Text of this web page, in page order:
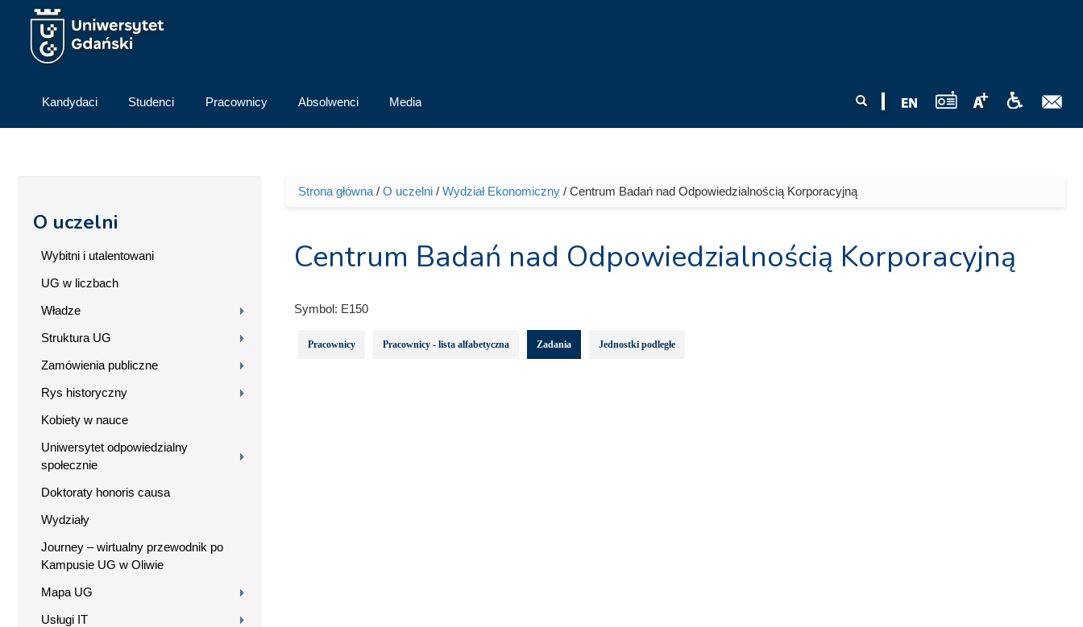
Przejdź do treści
Szukaj
Kandydaci Studenci Pracownicy Absolwenci Media
O uczelni
Wybitni i utalentowani
UG w liczbach
Władze
Struktura UG
Zamówienia publiczne
Rys historyczny
Kobiety w nauce
Uniwersytet odpowiedzialny
społecznie
Doktoraty honoris causa
Wydziały
Journey – wirtualny przewodnik po
Kampusie UG w Oliwie
Mapa UG
Usługi IT
Jesteś tutaj
Strona główna/ O uczelni/ Wydział Ekonomiczny/ Centrum Badań nad Odpowiedzialnością Korporacyjną
Centrum Badań nad Odpowiedzialnością Korporacyjną
Symbol: E150
Pracownicy Pracownicy - lista alfabetyczna Zadania Jednostki podległe